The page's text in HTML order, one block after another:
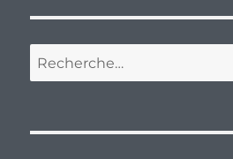
Recherche
pour :